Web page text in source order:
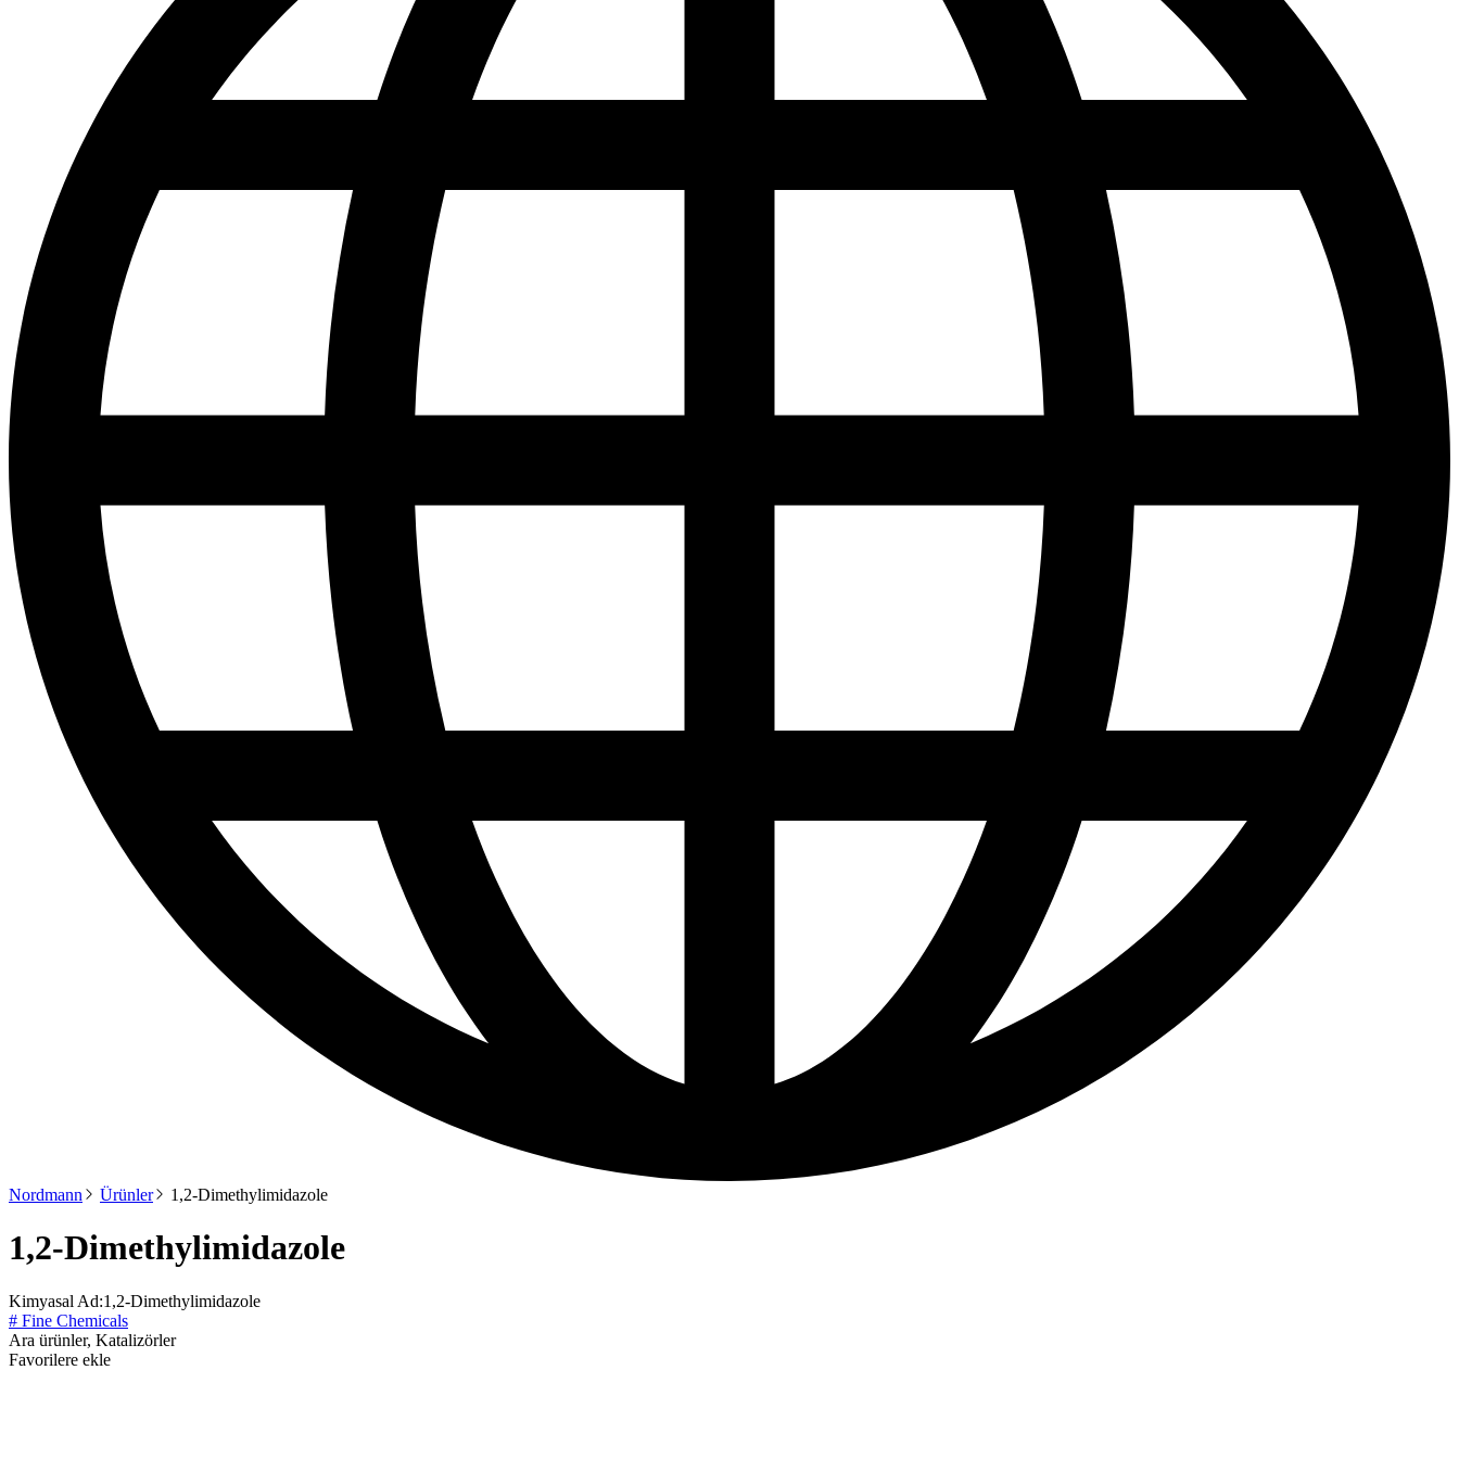
Nordmann Ürünler 1,2-Dimethylimidazole
1,2-Dimethylimidazole
Kimyasal Ad:1,2-Dimethylimidazole
# Fine Chemicals
Ara ürünler, Katalizörler
Favorilere ekle